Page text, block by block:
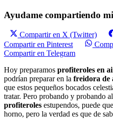
Ayudame compartiendo
Compartir en X (Twitter)
Compartir en Pinterest
Compartir en Telegram
Hoy preparamos profiteroles en
podrían preparar en la freidora de
que estos pequeños bocados
tratar. Pero probando y probando
profiteroles estupendos, puede
horno, pero la verdad es que de